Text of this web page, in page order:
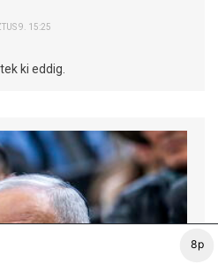
8p
9. 15:25
ki eddig.